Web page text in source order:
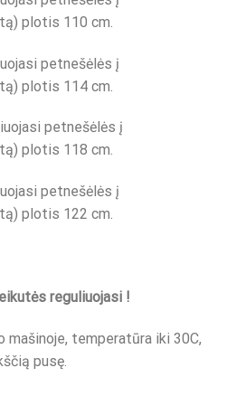
plotis 110 cm.
petnešėlės į
plotis 114 cm.
petnešėlės į
plotis 118 cm.
petnešėlės į
plotis 122 cm.
reguliuojasi !
mašinoje, temperatūra iki 30C,
pusę.